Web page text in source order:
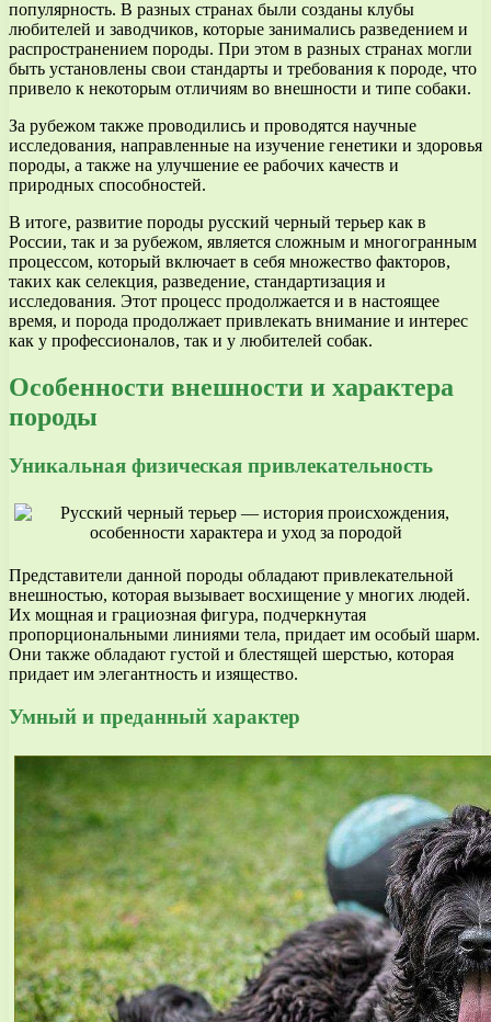
популярность. В разных странах были созданы клубы
любителей и заводчиков, которые занимались разведением и
распространением породы. При этом в разных странах могли
быть установлены свои стандарты и требования к породе, что
привело к некоторым отличиям во внешности и типе собаки.
За рубежом также проводились и проводятся научные
исследования, направленные на изучение генетики и здоровья
породы, а также на улучшение ее рабочих качеств и
природных способностей.
В итоге, развитие породы русский черный терьер как в
России, так и за рубежом, является сложным и многогранным
процессом, который включает в себя множество факторов,
таких как селекция, разведение, стандартизация и
исследования. Этот процесс продолжается и в настоящее
время, и порода продолжает привлекать внимание и интерес
как у профессионалов, так и у любителей собак.
Особенности внешности и характера
породы
Уникальная физическая привлекательность
Представители данной породы обладают привлекательной
внешностью, которая вызывает восхищение у многих людей.
Их мощная и грациозная фигура, подчеркнутая
пропорциональными линиями тела, придает им особый шарм.
Они также обладают густой и блестящей шерстью, которая
придает им элегантность и изящество.
Умный и преданный характер